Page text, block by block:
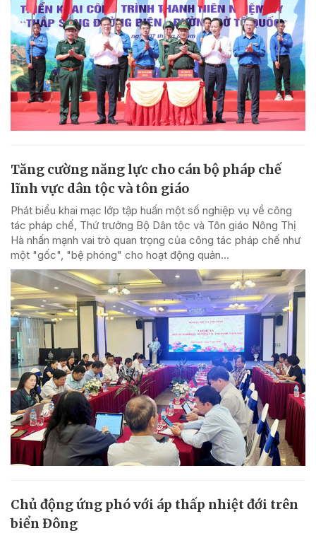
Tăng cường năng lực cho cán bộ pháp chế
lĩnh vực dân tộc và tôn giáo
Phát biểu khai mạc lớp tập huấn một số nghiệp vụ về công
tác pháp chế, Thứ trưởng Bộ Dân tộc và Tôn giáo Nông Thị
Hà nhấn mạnh vai trò quan trọng của công tác pháp chế như
một "gốc", "bệ phóng" cho hoạt động quản...
Chủ động ứng phó với áp thấp nhiệt đới trên
biển Đông